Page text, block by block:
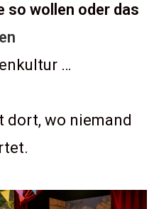
so wollen oder das
…
dort, wo niemand